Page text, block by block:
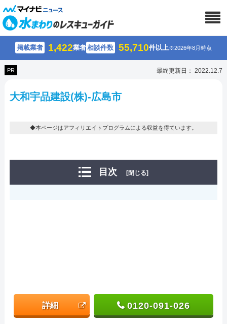
掲載業者 1,422業者相談件数 55,710件以上※2026年8月時点
PR 最終更新日： 2022.12.7
大和宇品建設(株)-広島市
◆本ページはアフィリエイトプログラムによる収益を得ています。
目次 [閉じる]
詳細 0120-091-026